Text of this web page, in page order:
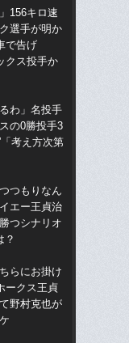
156キロ速
選手が明か
で告げ
クス投手か
わ」名投手
の0勝投手3
「考え方次第
つもりなん
エー王貞治
つシナリオ
？
らにお掛け
ークス王貞
野村克也が